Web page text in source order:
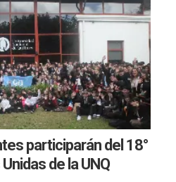
participarán del 18°
de la UNQ